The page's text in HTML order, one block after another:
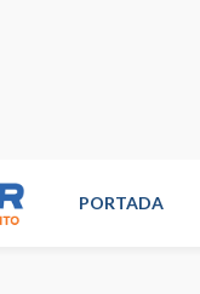
PORTADA